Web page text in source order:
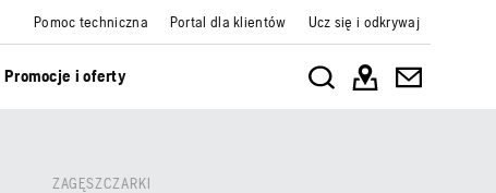
Pomoc techniczna Portal dla klientów Ucz się i odkrywaj
Promocje i oferty
ZAGĘSZCZARKI